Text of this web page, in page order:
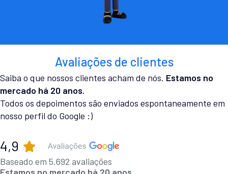
Avaliações de clientes
Saiba o que nossos clientes acham de nós. Estamos no
mercado há 20 anos.
Todos os depoimentos são enviados espontaneamente em
nosso perfil do Google :)
4,9
Baseado em 5.692 avaliações